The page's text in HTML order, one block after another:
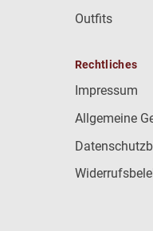
Outfits
Rechtliches
Impressum
Allgemeine